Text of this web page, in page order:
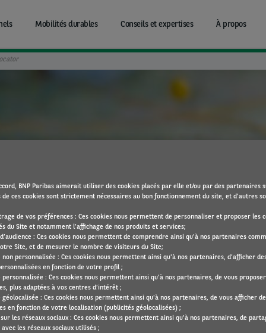
Mobilités durables Conseils et expertises À propos
localisez le réseau
Vers le Service Locator
BNP Paribas aimerait utiliser des cookies placés par elle et/ou par des partenaires
de ces cookies sont strictement nécessaires au bon fonctionnement du site, et d'autres
de vos préférences : Ces cookies nous permettent de personnaliser et proposer les
du Site et notamment l’affichage de nos produits et services;
: Ces cookies nous permettent de comprendre ainsi qu'à nos partenaires
Site, et de mesurer le nombre de visiteurs du Site;
personnalisée : Ces cookies nous permettent ainsi qu'à nos partenaires, d’afficher
en fonction de votre profil ;
: Ces cookies nous permettent ainsi qu'à nos partenaires, de vous
plus adaptées à vos centres d’intérêt ;
: Ces cookies nous permettent ainsi qu'à nos partenaires, de vous afficher
en fonction de votre localisation (publicités géolocalisées) ;
les réseaux sociaux : Ces cookies nous permettent ainsi qu'à nos partenaires, de
les réseaux sociaux utilisés ;